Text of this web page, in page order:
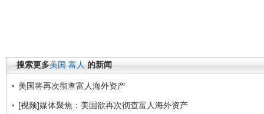
搜索更多美国 富人 的新闻
美国将再次彻查富人海外资产
[视频]媒体聚焦：美国欲再次彻查富人海外资产